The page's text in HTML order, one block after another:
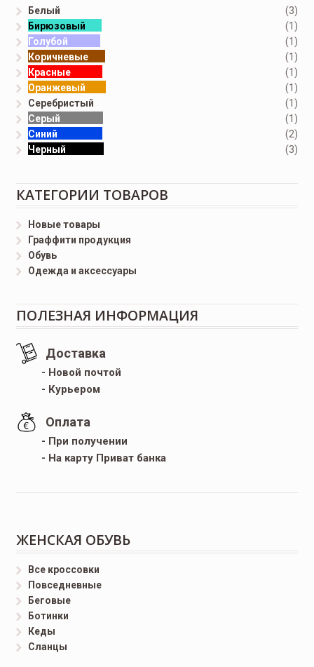
Белый
(3)
Бирюзовый
(1)
Голубой
(1)
Коричневые
(1)
Красные
(1)
Оранжевый
(1)
Серебристый
(1)
Серый
(1)
Синий
(2)
Черный
(3)
КАТЕГОРИИ ТОВАРОВ
Новые товары
Граффити продукция
Обувь
Одежда и аксессуары
ПОЛЕЗНАЯ ИНФОРМАЦИЯ
Доставка
- Новой почтой
- Курьером
Оплата
- При получении
- На карту Приват банка
ЖЕНСКАЯ ОБУВЬ
Все кроссовки
Повседневные
Беговые
Ботинки
Кеды
Сланцы